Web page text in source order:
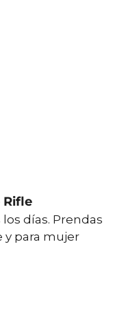
Rifle
días. Prendas
y para mujer